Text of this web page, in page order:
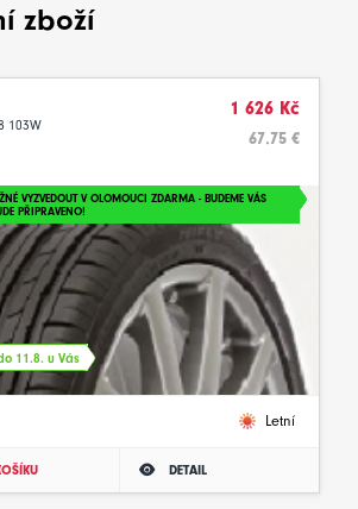
zboží
103W
1 626 Kč
67.75 €
VYZVEDOUT V OLOMOUCI ZDARMA - BUDEME VÁS
PŘIPRAVENO!
11.8. u Vás
Letní
DETAIL